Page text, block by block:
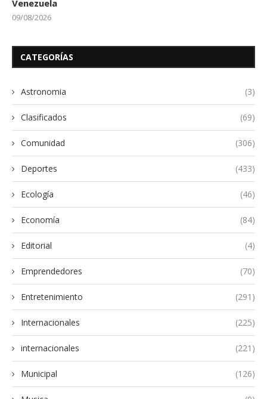
Venezuela
09/08/2026
CATEGORÍAS
Astronomia (3)
Clasificados (69)
Comunidad (306)
Deportes (433)
Ecología (46)
Economía (84)
Editorial (4)
Emprendedores (70)
Entretenimiento (291)
Internacionales (225)
internacionales (221)
Municipal (126)